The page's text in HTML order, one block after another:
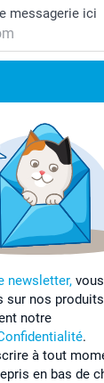
messagerie ici
newsletter,
sur nos
notre
.
à tout
en bas de